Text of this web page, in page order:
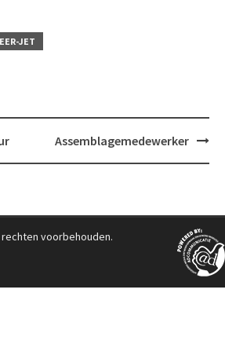
JET
Assemblagemedewerker
voorbehouden.